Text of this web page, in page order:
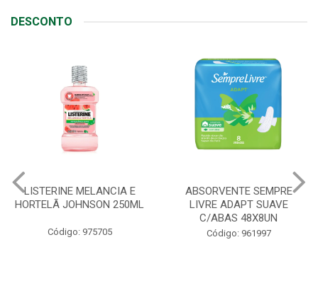
DESCONTO
LISTERINE MELANCIA E
HORTELÃ JOHNSON 250ML
Código: 975705
ABSORVENTE SEMPRE
LIVRE ADAPT SUAVE
C/ABAS 48X8UN
Código: 961997